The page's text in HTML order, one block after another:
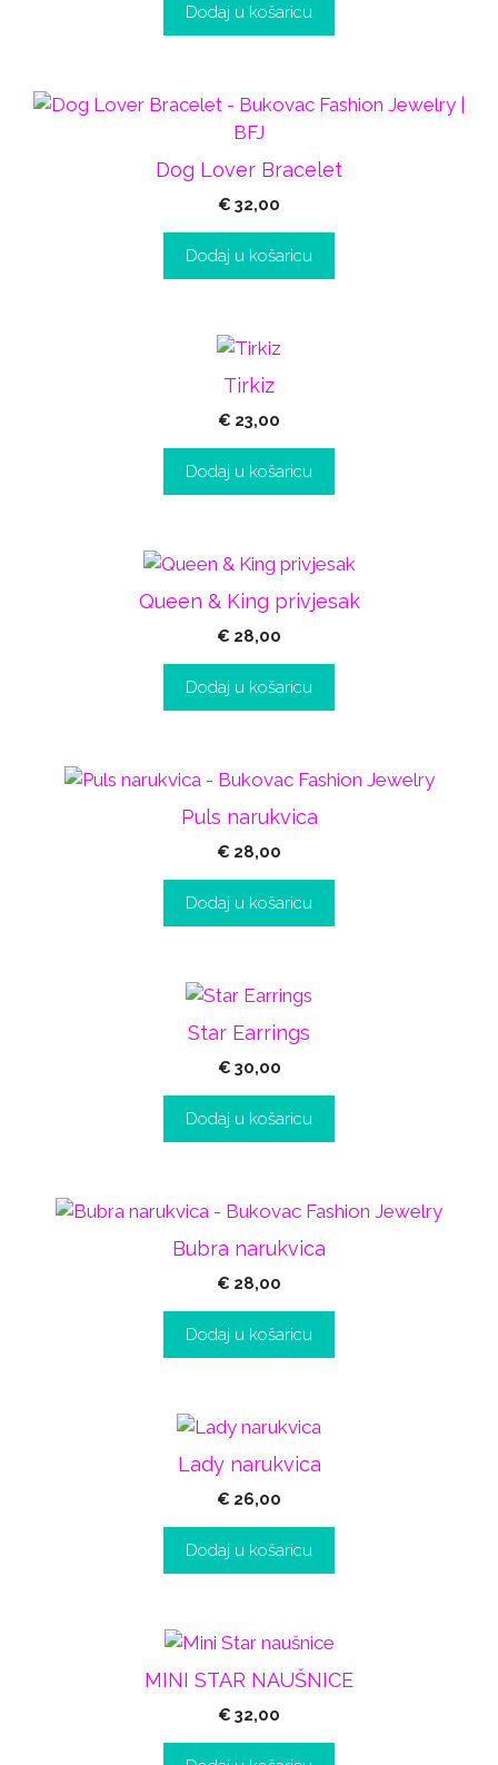
Dodaj u košaricu
Dog Lover Bracelet
€ 32,00
Dodaj u košaricu
Tirkiz
€ 23,00
Dodaj u košaricu
Queen & King privjesak
€ 28,00
Dodaj u košaricu
Puls narukvica
€ 28,00
Dodaj u košaricu
Star Earrings
€ 30,00
Dodaj u košaricu
Bubra narukvica
€ 28,00
Dodaj u košaricu
Lady narukvica
€ 26,00
Dodaj u košaricu
MINI STAR NAUŠNICE
€ 32,00